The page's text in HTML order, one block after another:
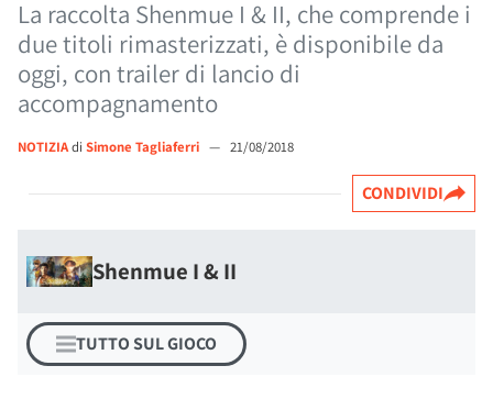
La raccolta Shenmue I & II, che comprende i
due titoli rimasterizzati, è disponibile da
oggi, con trailer di lancio di
accompagnamento
NOTIZIAdi Simone Tagliaferri — 21/08/2018
CONDIVIDI
Shenmue I & II
TUTTO SUL GIOCO